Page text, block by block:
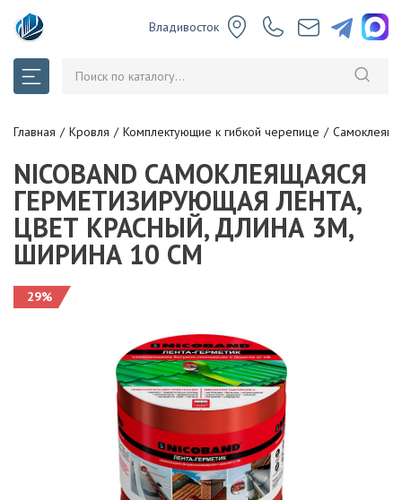
Владивосток
Главная Кровля Комплектующие к гибкой черепице
NICOBAND САМОКЛЕЯЩАЯСЯ
ГЕРМЕТИЗИРУЮЩАЯ ЛЕНТА,
ЦВЕТ КРАСНЫЙ, ДЛИНА 3М,
ШИРИНА 10 СМ
29%